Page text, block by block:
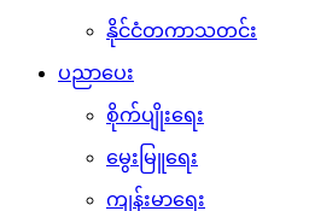
နိုင်ငံတကာသတင်း
ပညာပေး
စိုက်ပျိုးရေး
မွေးမြူရေး
ကျန်းမာရေး